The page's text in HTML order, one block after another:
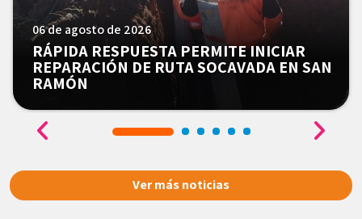
06 de agosto de 2026
RÁPIDA RESPUESTA PERMITE INICIAR
REPARACIÓN DE RUTA SOCAVADA EN SAN
RAMÓN
Ver más noticias